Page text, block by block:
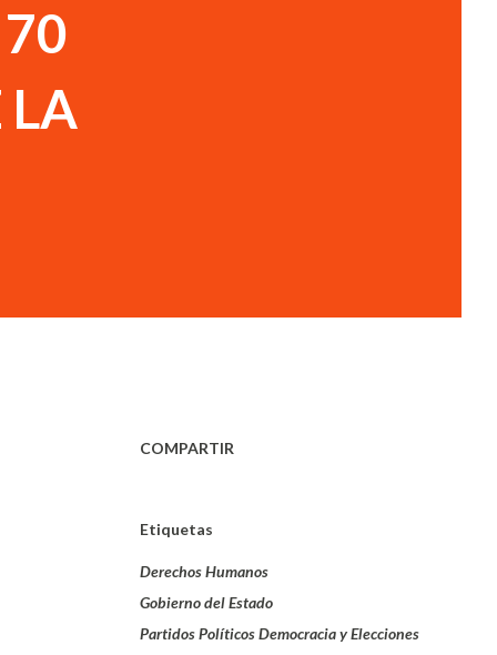
LA
COMPARTIR
Etiquetas
Derechos Humanos
Gobierno del Estado
Partidos Políticos Democracia y Elecciones